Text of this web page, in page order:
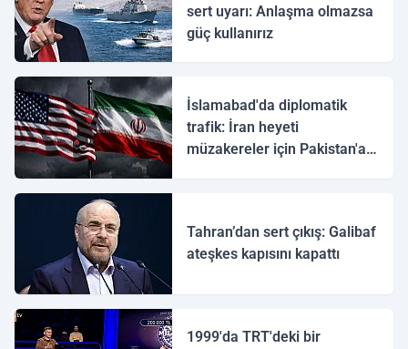
sert uyarı: Anlaşma olmazsa
güç kullanırız
İslamabad'da diplomatik
trafik: İran heyeti
müzakereler için Pakistan'a
Tahran’dan sert çıkış: Galibaf
ateşkes kapısını kapattı
1999'da TRT'deki bir